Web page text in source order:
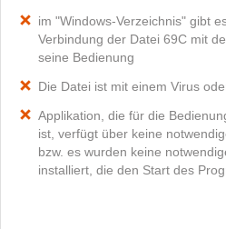
im "Windows-Verzeichnis" gibt
Verbindung der Datei 69C mit
seine Bedienung
Die Datei ist mit einem Virus
Applikation, die für die
ist, verfügt über keine
bzw. es wurden keine
installiert, die den Start des